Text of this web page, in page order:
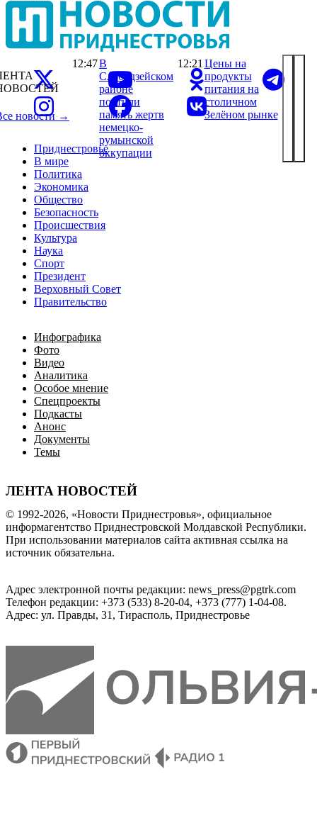
Приднестровье
В мире
Политика
Экономика
Общество
Безопасность
Происшествия
Культура
Наука
Спорт
Президент
Верховный Совет
Правительство
Инфографика
Фото
Видео
Аналитика
Особое мнение
Спецпроекты
Подкасты
Анонс
Документы
Темы
ЛЕНТА НОВОСТЕЙ
новости →
12:47В
Слободзейском
районе
почтили
память жертв
немецко-
румынской
оккупации
12:21 Цены на
продукты
питания на
столичном
Зелёном рынке
© 1992-2026, «Новости Приднестровья», официальное
информагентство Приднестровской Молдавской Республики.
При использовании материалов сайта активная ссылка на
источник обязательна.
Адрес электронной почты редакции: news_press@pgtrk.com
Телефон редакции: +373 (533) 8-20-04, +373 (777) 1-04-08.
Адрес: ул. Правды, 31, Тирасполь, Приднестровье